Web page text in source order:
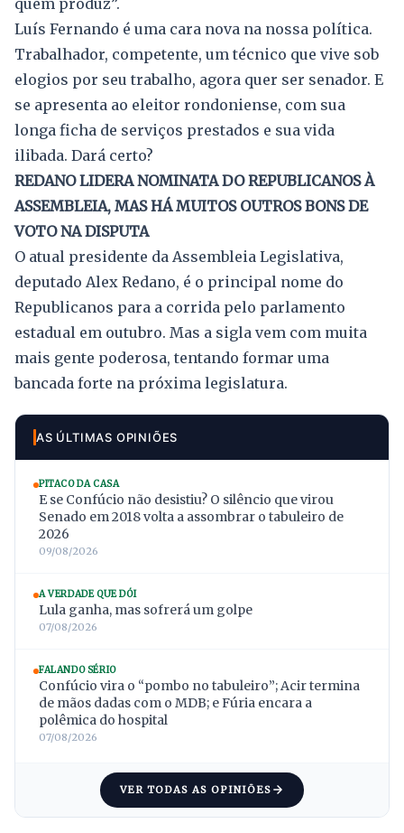
Luís Fernando é uma cara nova na nossa política.
Trabalhador, competente, um técnico que vive sob
elogios por seu trabalho, agora quer ser senador. E
se apresenta ao eleitor rondoniense, com sua
longa ficha de serviços prestados e sua vida
ilibada. Dará certo?
REDANO LIDERA NOMINATA DO REPUBLICANOS À
ASSEMBLEIA, MAS HÁ MUITOS OUTROS BONS DE
VOTO NA DISPUTA
O atual presidente da Assembleia Legislativa,
deputado Alex Redano, é o principal nome do
Republicanos para a corrida pelo parlamento
estadual em outubro. Mas a sigla vem com muita
mais gente poderosa, tentando formar uma
bancada forte na próxima legislatura.
AS ÚLTIMAS OPINIÕES
PITACO DA CASA
E se Confúcio não desistiu? O silêncio que virou
Senado em 2018 volta a assombrar o tabuleiro de
2026
09/08/2026
A VERDADE QUE DÓI
Lula ganha, mas sofrerá um golpe
07/08/2026
FALANDO SÉRIO
Confúcio vira o “pombo no tabuleiro”; Acir termina
de mãos dadas com o MDB; e Fúria encara a
polêmica do hospital
07/08/2026
VER TODAS AS OPINIÕES